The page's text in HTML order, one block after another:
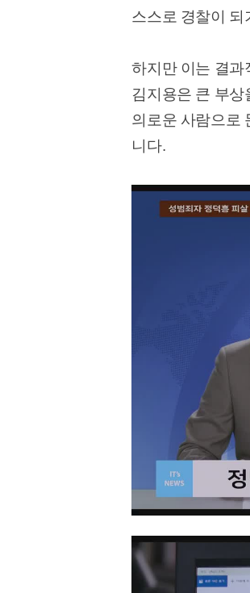
스스로 경찰이 되
하지만 이는 결과
김지용은 큰 부
의로운 사람으로
니다.